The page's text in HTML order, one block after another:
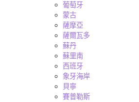
葡萄牙
蒙古
薩摩亞
薩爾瓦多
蘇丹
蘇里南
西班牙
象牙海岸
貝寧
賽普勒斯